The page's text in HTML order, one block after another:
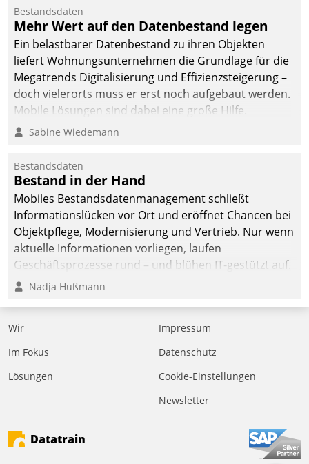
dafür ein Team
bestehend aus
Wohnungsunternehmen
und PropTech.
Bestandsdaten
Mehr Wert auf den Datenbestand legen
Ein belastbarer Datenbestand zu ihren Objekten
liefert Wohnungsunternehmen die Grundlage für die
Megatrends Digitalisierung und Effizienzsteigerung –
doch vielerorts muss er erst noch aufgebaut werden.
Mobile Lösungen sind dabei eine große Hilfe.
Sabine Wiedemann
Bestandsdaten
Bestand in der Hand
Mobiles Bestandsdatenmanagement schließt
Informationslücken vor Ort und eröffnet Chancen bei
Objektpflege, Modernisierung und Vertrieb. Nur wenn
aktuelle Informationen vorliegen, laufen
Geschäftsprozesse rund – und blühen IT-gestützt auf.
Nadja Hußmann
Wir
Im Fokus
Lösungen
Impressum
Datenschutz
Cookie-Einstellungen
Newsletter
Datatrain